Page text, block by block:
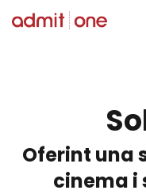
Oferint una
cinema i